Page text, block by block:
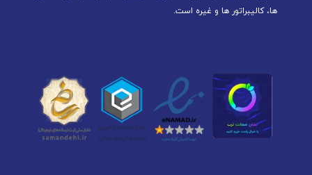
ها، کالیبراتور ها و غیره است.